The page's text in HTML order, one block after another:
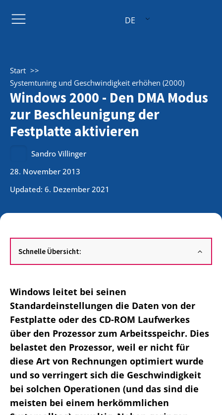
DE
Start
Systemtuning und Geschwindigkeit erhöhen (2000)
Windows 2000 - Den DMA Modus
zur Beschleunigung der
Festplatte aktivieren
Sandro Villinger
28. November 2013
Updated: 6. Dezember 2021
Schnelle Übersicht:
Windows leitet bei seinen
Standardeinstellungen die Daten von der
Festplatte oder des CD-ROM Laufwerkes
über den Prozessor zum Arbeitsspeichr. Dies
belastet den Prozessor, weil er nicht für
diese Art von Rechnungen optimiert wurde
und so verringert sich die Geschwindigkeit
bei solchen Operationen (und das sind die
meisten bei einem herkömmlichen